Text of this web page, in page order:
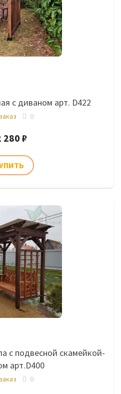
с диваном арт. D422
0
280 ₽
с подвесной скамейкой-
арт.D400
0